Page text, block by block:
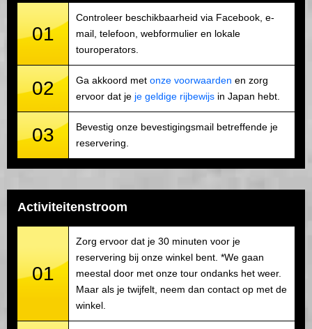
01
Controleer beschikbaarheid via Facebook, e-
mail, telefoon, webformulier en lokale
touroperators.
02 Ga akkoord met onze voorwaarden en zorg
ervoor dat je je geldige rijbewijs in Japan hebt.
03
Bevestig onze bevestigingsmail betreffende je
reservering.
Activiteitenstroom
01
Zorg ervoor dat je 30 minuten voor je
reservering bij onze winkel bent. *We gaan
meestal door met onze tour ondanks het weer.
Maar als je twijfelt, neem dan contact op met de
winkel.